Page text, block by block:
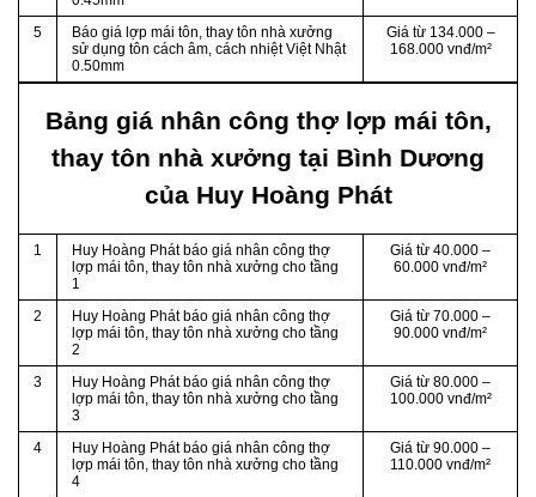
5
Báo giá lợp mái tôn, thay tôn nhà xưởng
sử dụng tôn cách âm, cách nhiệt Việt Nhật
0.50mm
Giá từ 134.000 –
168.000 vnđ/m²
Bảng giá nhân công thợ lợp mái tôn,
thay tôn nhà xưởng tại Bình Dương
của Huy Hoàng Phát
1
Huy Hoàng Phát báo giá nhân công thợ
lợp mái tôn, thay tôn nhà xưởng cho tầng
1
Giá từ 40.000 –
60.000 vnđ/m²
2
Huy Hoàng Phát báo giá nhân công thợ
lợp mái tôn, thay tôn nhà xưởng cho tầng
2
Giá từ 70.000 –
90.000 vnđ/m²
3
Huy Hoàng Phát báo giá nhân công thợ
lợp mái tôn, thay tôn nhà xưởng cho tầng
3
Giá từ 80.000 –
100.000 vnđ/m²
4
Huy Hoàng Phát báo giá nhân công thợ
lợp mái tôn, thay tôn nhà xưởng cho tầng
4
Giá từ 90.000 –
110.000 vnđ/m²